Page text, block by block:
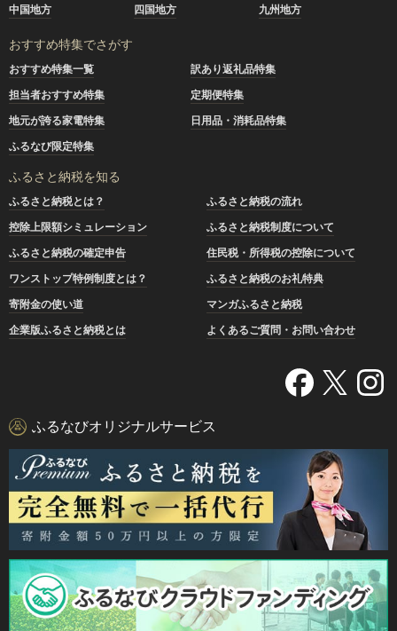
中国地方
四国地方 九州地方
おすすめ特集でさがす
おすすめ特集一覧
訳あり返礼品特集
担当者おすすめ特集
定期便特集
地元が誇る家電特集
日用品・消耗品特集
ふるなび限定特集
ふるさと納税を知る
ふるさと納税とは？
ふるさと納税の流れ
控除上限額シミュレーション
ふるさと納税制度について
ふるさと納税の確定申告
住民税・所得税の控除について
ワンストップ特例制度とは？
ふるさと納税のお礼特典
寄附金の使い道
マンガふるさと納税
企業版ふるさと納税とは
よくあるご質問・お問い合わせ
ふるなびオリジナルサービス